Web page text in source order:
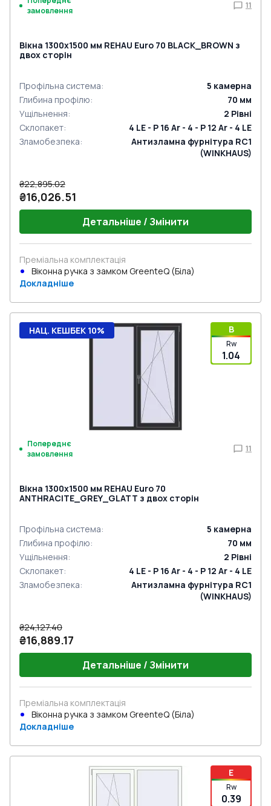
замовлення
11
Вікна 1300x1500 мм REHAU Euro 70 BLACK_BROWN з
двох сторін
Профільна система: 5 камерна
Глибина профілю: 70 мм
Ущільнення: 2 Рівні
Склопакет:
4 LE - P 16 Ar - 4 - P 12 Ar - 4 LE
Зламобезпека:
Антизламна фурнітура RC1
(WINKHAUS)
₴22,895.02
₴16,026.51
Детальніше / Змінити
Преміальна комплектація
Віконна ручка з замком GreenteQ (Біла)
Докладніше
B
Rw
1.04
НАЦ. КЕШБЕК 10%
Попереднє
замовлення
11
Вікна 1300x1500 мм REHAU Euro 70
ANTHRACITE_GREY_GLATT з двох сторін
Профільна система: 5 камерна
Глибина профілю: 70 мм
Ущільнення: 2 Рівні
Склопакет:
4 LE - P 16 Ar - 4 - P 12 Ar - 4 LE
Зламобезпека:
Антизламна фурнітура RC1
(WINKHAUS)
₴24,127.40
₴16,889.17
Детальніше / Змінити
Преміальна комплектація
Віконна ручка з замком GreenteQ (Біла)
Докладніше
E
Rw
0.39